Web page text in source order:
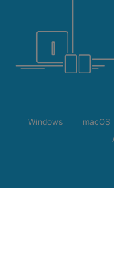
Windows macOS